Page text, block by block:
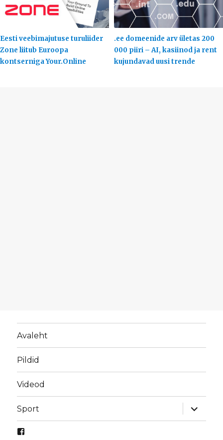
Eesti veebimajutuse turuliider
Zone liitub Euroopa
kontserniga Your.Online
.ee domeenide arv ületas 200
000 piiri – AI, kasiinod ja rent
kujundavad uusi trende
Avaleht
Pildid
Videod
Sport
laienda